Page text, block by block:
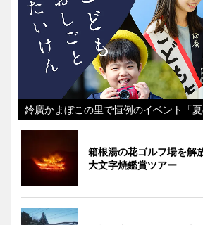
鈴廣かまぼこの里で恒例のイベント「
箱根湯の花ゴルフ場を解
大文字焼鑑賞ツアー